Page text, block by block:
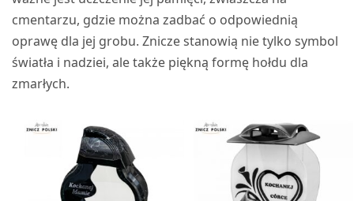
cmentarzu, gdzie można zadbać o odpowiednią
oprawę dla jej grobu. Znicze stanowią nie tylko symbol
światła i nadziei, ale także piękną formę hołdu dla
zmarłych.